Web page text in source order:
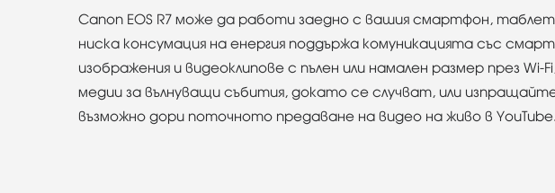
Canon EOS R7 може да работи заедно с вашия смартфон,
ниска консумация на енергия поддържа комуникацията със
изображения и видеоклипове с пълен или намален размер през
медии за вълнуващи събития, докато се случват, или
възможно дори поточното предаване на видео на живо в YouTube.